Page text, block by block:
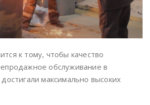
к тому, чтобы качество
обслуживание в
максимально высоких